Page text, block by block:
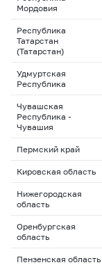
Мордовия
Республика
Татарстан
(Татарстан)
Удмуртская
Республика
Чувашская
Республика -
Чувашия
Пермский край
Кировская область
Нижегородская
область
Оренбургская
область
Пензенская область